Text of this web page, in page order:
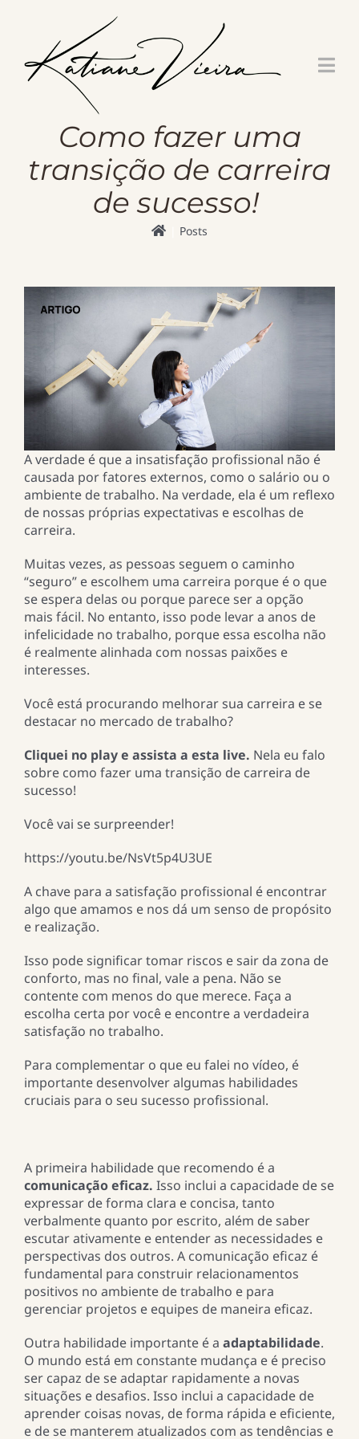
Como fazer uma
transição de carreira
de sucesso!
Posts
A verdade é que a insatisfação profissional não é
causada por fatores externos, como o salário ou o
ambiente de trabalho. Na verdade, ela é um reflexo
de nossas próprias expectativas e escolhas de
carreira.
Muitas vezes, as pessoas seguem o caminho
“seguro” e escolhem uma carreira porque é o que
se espera delas ou porque parece ser a opção
mais fácil. No entanto, isso pode levar a anos de
infelicidade no trabalho, porque essa escolha não
é realmente alinhada com nossas paixões e
interesses.
Você está procurando melhorar sua carreira e se
destacar no mercado de trabalho?
Cliquei no play e assista a esta live. Nela eu falo
sobre como fazer uma transição de carreira de
sucesso!
Você vai se surpreender!
https://youtu.be/NsVt5p4U3UE
A chave para a satisfação profissional é encontrar
algo que amamos e nos dá um senso de propósito
e realização.
Isso pode significar tomar riscos e sair da zona de
conforto, mas no final, vale a pena. Não se
contente com menos do que merece. Faça a
escolha certa por você e encontre a verdadeira
satisfação no trabalho.
Para complementar o que eu falei no vídeo, é
importante desenvolver algumas habilidades
cruciais para o seu sucesso profissional.
A primeira habilidade que recomendo é a
comunicação eficaz. Isso inclui a capacidade de se
expressar de forma clara e concisa, tanto
verbalmente quanto por escrito, além de saber
escutar ativamente e entender as necessidades e
perspectivas dos outros. A comunicação eficaz é
fundamental para construir relacionamentos
positivos no ambiente de trabalho e para
gerenciar projetos e equipes de maneira eficaz.
Outra habilidade importante é a adaptabilidade.
O mundo está em constante mudança e é preciso
ser capaz de se adaptar rapidamente a novas
situações e desafios. Isso inclui a capacidade de
aprender coisas novas, de forma rápida e eficiente,
e de se manterem atualizados com as tendências e